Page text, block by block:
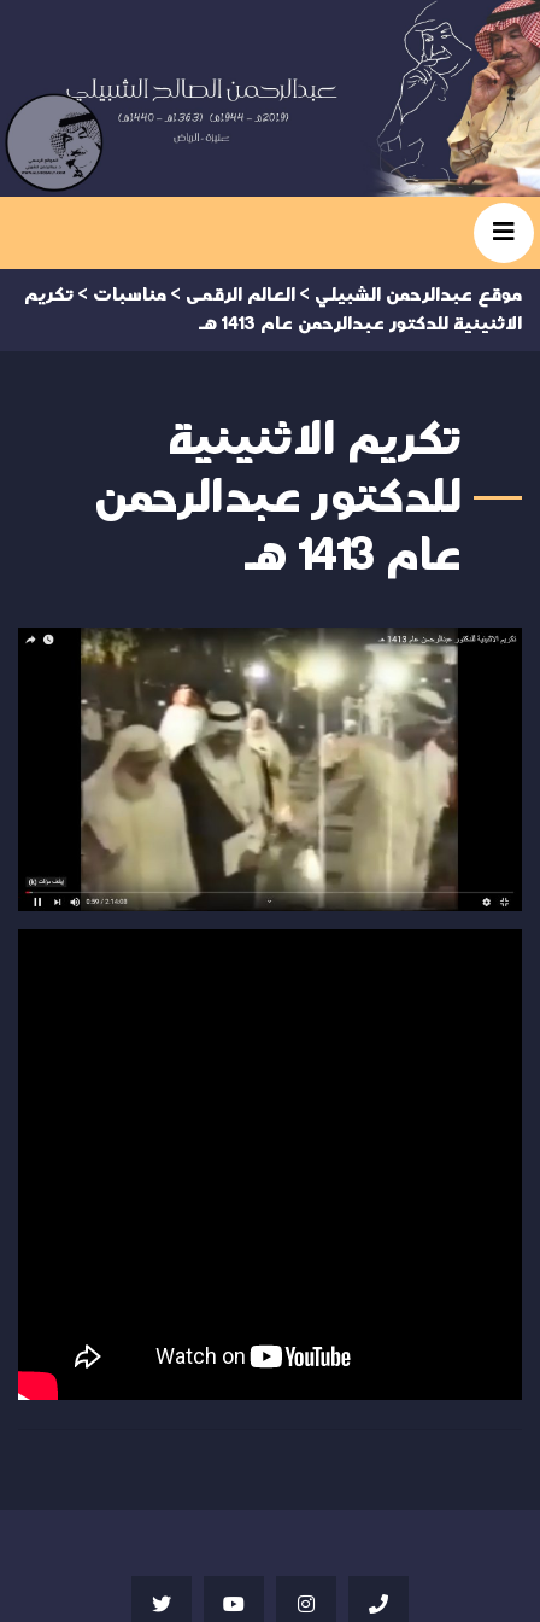
موقع عبدالرحمن الشبيلي > العالم الرقمى > مناسبات > تكريم
الاثنينية للدكتور عبدالرحمن عام 1413 هـ
تكريم الاثنينية
للدكتور عبدالرحمن
عام 1413 هـ